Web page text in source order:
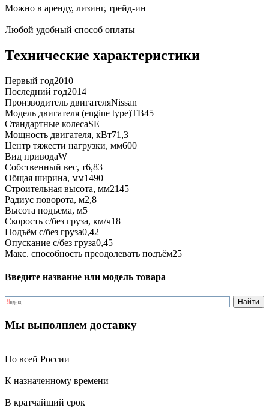
Можно в аренду, лизинг, трейд-ин
Любой удобный способ оплаты
Технические характеристики
Первый год2010
Последний год2014
Производитель двигателяNissan
Модель двигателя (engine type)TB45
Стандартные колесаSE
Мощность двигателя, кВт71,3
Центр тяжести нагрузки, мм600
Вид приводаW
Собственный вес, т6,83
Общая ширина, мм1490
Строительная высота, мм2145
Радиус поворота, м2,8
Высота подъема, м5
Скорость с/без груза, км/ч18
Подъём с/без груза0,42
Опускание с/без груза0,45
Макс. способность преодолевать подъём25
Введите название или модель товара
Мы выполняем доставку
По всей России
К назначенному времени
В кратчайший срок